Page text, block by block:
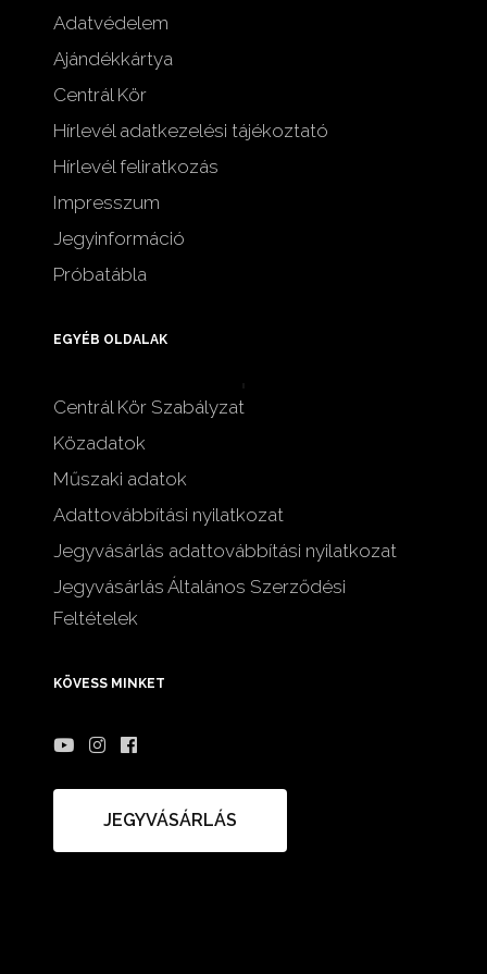
Adatvédelem
Ajándékkártya
Centrál Kör
Hírlevél adatkezelési tájékoztató
Hírlevél feliratkozás
Impresszum
Jegyinformáció
Próbatábla
EGYÉB OLDALAK
Centrál Kör Szabályzat
Közadatok
Műszaki adatok
Adattovábbítási nyilatkozat
Jegyvásárlás adattovábbítási nyilatkozat
Jegyvásárlás Általános Szerződési
Feltételek
KÖVESS MINKET
JEGYVÁSÁRLÁS